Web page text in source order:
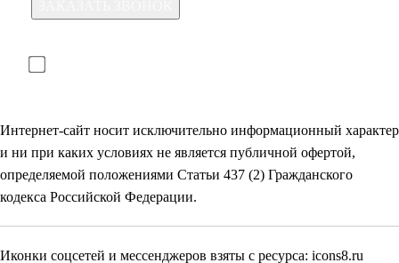
Интернет-сайт носит исключительно информационный характер
и ни при каких условиях не является публичной офертой,
определяемой положениями Статьи 437 (2) Гражданского
кодекса Российской Федерации.
Иконки соцсетей и мессенджеров взяты с ресурса: icons8.ru